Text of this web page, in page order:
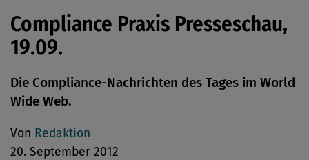
Artikel auf Xing teilen
Artikel auf linkedIn teilen
Artikel auf Facebook teilen
Artikellink kopieren
Artikel per Mail teilen
Compliance Praxis Presseschau,
19.09.
Die Compliance-Nachrichten des Tages im World
Wide Web.
Von Redaktion
20. September 2012